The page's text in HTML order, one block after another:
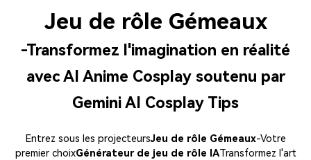
Jeu de rôle Gémeaux
-Transformez l'imagination en réalité
avec AI Anime Cosplay soutenu par
Gemini AI Cosplay Tips
Entrez sous les projecteursJeu de rôle Gémeaux-Votre
premier choixGénérateur de jeu de rôle IATransformez l'art